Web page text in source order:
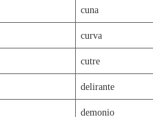
cuna
curva
cutre
delirante
demonio